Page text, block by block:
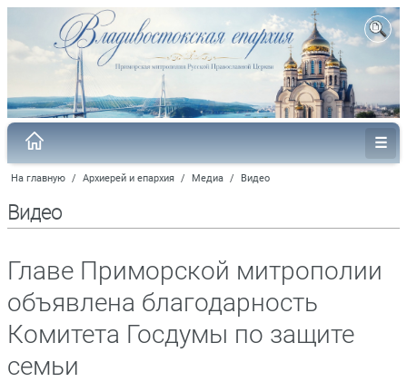
На главную / Архиерей и епархия / Медиа / Видео
Видео
Главе Приморской митрополии
объявлена благодарность
Комитета Госдумы по защите
семьи